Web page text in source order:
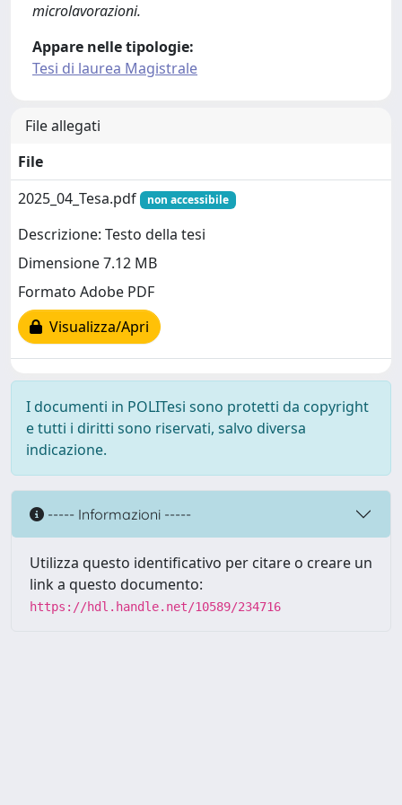
microlavorazioni.
Appare nelle tipologie:
Tesi di laurea Magistrale
File allegati
File
2025_04_Tesa.pdf
non accessibile
Descrizione: Testo della tesi
Dimensione 7.12 MB
Formato Adobe PDF
Visualizza/Apri
I documenti in POLITesi sono protetti da copyright
e tutti i diritti sono riservati, salvo diversa
indicazione.
----- Informazioni -----
Utilizza questo identificativo per citare o creare un
link a questo documento:
https://hdl.handle.net/10589/234716